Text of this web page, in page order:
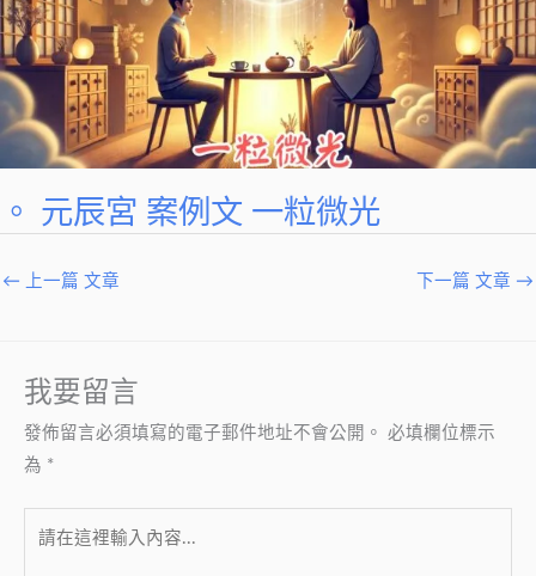
。 元辰宮 案例文 一粒微光
← 上一篇 文章 下一篇 文章 →
我要留言
發佈留言必須填寫的電子郵件地址不會公開。 必填欄位標示
為 *